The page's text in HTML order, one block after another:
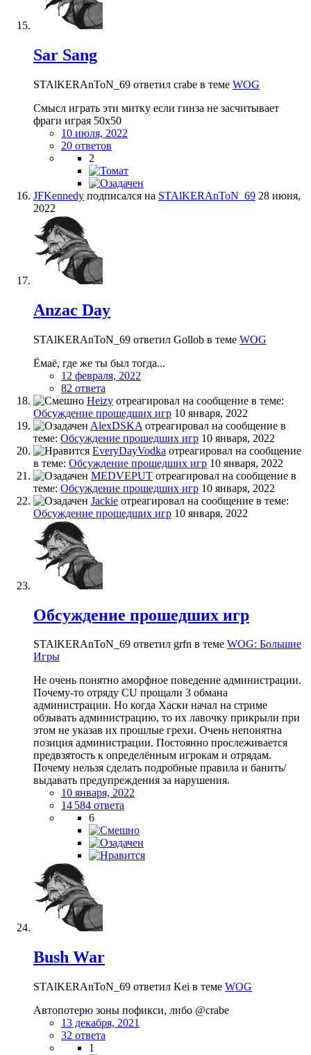
Sar Sang
STAlKERAnToN_69 ответил crabe в теме WOG
Смысл играть эти митку если гинза не засчитывает
фраги играя 50х50
10 июля, 2022
20 ответов
2
JFKennedy подписался на STAlKERAnToN_69 28 июня,
2022
Anzac Day
STAlKERAnToN_69 ответил Gollob в теме WOG
Ёмаё, где же ты был тогда...
12 февраля, 2022
82 ответа
Heizy отреагировал на сообщение в теме:
Обсуждение прошедших игр 10 января, 2022
AlexDSKA отреагировал на сообщение в
теме: Обсуждение прошедших игр 10 января, 2022
EveryDayVodka отреагировал на сообщение
в теме: Обсуждение прошедших игр 10 января, 2022
MEDVEPUT отреагировал на сообщение в
теме: Обсуждение прошедших игр 10 января, 2022
Jackie отреагировал на сообщение в теме:
Обсуждение прошедших игр 10 января, 2022
Обсуждение прошедших игр
STAlKERAnToN_69 ответил grfn в теме WOG: Большие
Игры
Не очень понятно аморфное поведение администрации.
Почему-то отряду CU прощали 3 обмана
администрации. Но когда Хаски начал на стриме
обзывать администрацию, то их лавочку прикрыли при
этом не указав их прошлые грехи. Очень непонятна
позиция администрации. Постоянно прослеживается
предвзятость к определённым игрокам и отрядам.
Почему нельзя сделать подробные правила и банить/
выдавать предупреждения за нарушения.
10 января, 2022
14 584 ответа
6
Bush War
STAlKERAnToN_69 ответил Kei в теме WOG
Автопотерю зоны пофикси, либо @crabe
13 декабря, 2021
32 ответа
1